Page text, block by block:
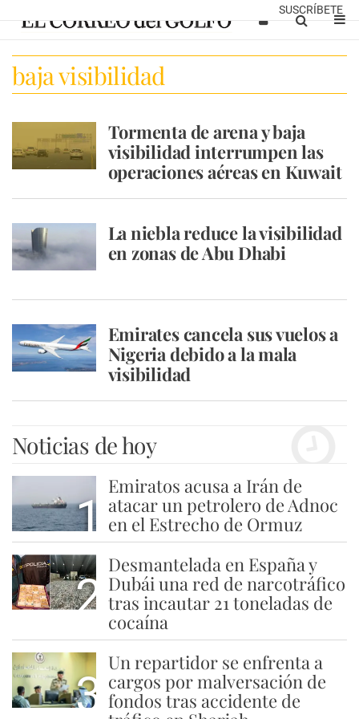
SUSCRÍBETE
baja visibilidad
Tormenta de arena y baja
visibilidad interrumpen las
operaciones aéreas en Kuwait
La niebla reduce la visibilidad
en zonas de Abu Dhabi
Emirates cancela sus vuelos a
Nigeria debido a la mala
visibilidad
Noticias de hoy
1
Emiratos acusa a Irán de
atacar un petrolero de Adnoc
en el Estrecho de Ormuz
2
Desmantelada en España y
Dubái una red de narcotráfico
tras incautar 21 toneladas de
cocaína
3
Un repartidor se enfrenta a
cargos por malversación de
fondos tras accidente de